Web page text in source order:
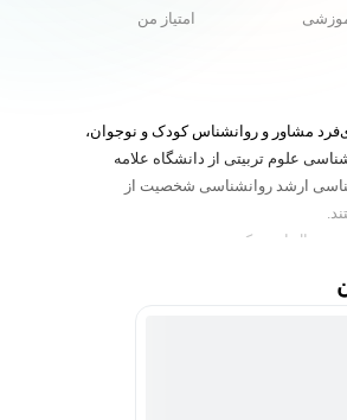
امتیاز من
مشاور و روانشناس کودک و نوجوان،
علوم تربیتی از دانشگاه علامه
ارشد روانشناسی شخصیت از
سال است که به‌صورت تخصصی در
کار می‌کنند، ایشان ده‌ها مدرک مرتبط
و شاید صدها دوره، کلاس، کارگاه و هزاران